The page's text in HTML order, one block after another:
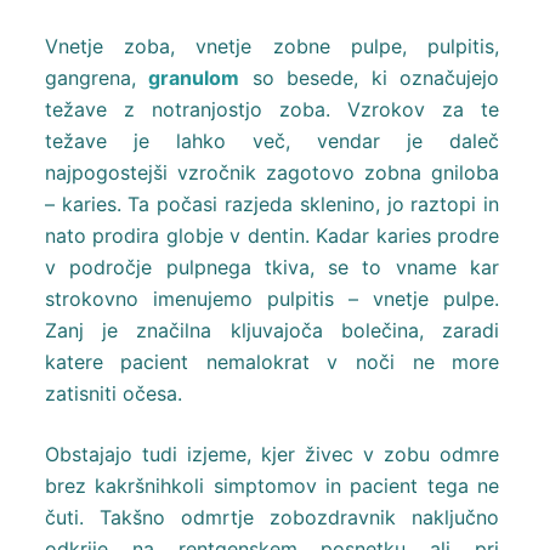
Vnetje zoba, vnetje zobne pulpe, pulpitis,
gangrena,granulom so besede, ki označujejo
težave z notranjostjo zoba. Vzrokov za te
težave je lahko več, vendar je daleč
najpogostejši vzročnik zagotovo zobna gniloba
– karies. Ta počasi razjeda sklenino, jo raztopi in
nato prodira globje v dentin. Kadar karies prodre
v področje pulpnega tkiva, se to vname kar
strokovno imenujemo pulpitis – vnetje pulpe.
Zanj je značilna kljuvajoča bolečina, zaradi
katere pacient nemalokrat v noči ne more
zatisniti očesa.
Obstajajo tudi izjeme, kjer živec v zobu odmre
brez kakršnihkoli simptomov in pacient tega ne
čuti. Takšno odmrtje zobozdravnik naključno